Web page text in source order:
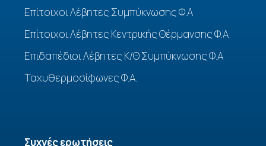
Επίτοιχοι Λέβητες Συμπύκνωσης Φ.Α
Επίτοιχοι Λέβητες Κεντρικής Θέρμανσης Φ.Α
Επιδαπέδιοι Λέβητες Κ/Θ Συμπύκνωσης Φ.Α
Ταχυθερμοσίφωνες Φ.Α.
Συχνές ερωτήσεις